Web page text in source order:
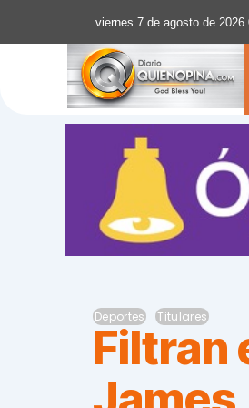
viernes 7 de agosto de 2026
Deportes Titulares
Filtran